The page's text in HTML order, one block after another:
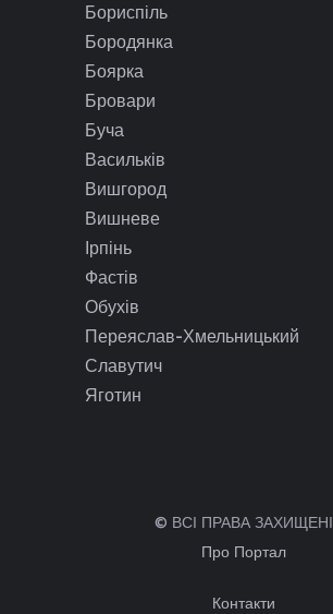
Бориспіль
Бородянка
Боярка
Бровари
Буча
Васильків
Вишгород
Вишневе
Ірпінь
Фастів
Обухів
Переяслав-Хмельницький
Славутич
Яготин
© ВСІ ПРАВА ЗАХИЩЕНІ
Про Портал
Контакти